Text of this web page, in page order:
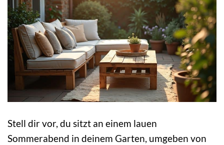
Stell dir vor, du sitzt an einem lauen
Sommerabend in deinem Garten, umgeben von